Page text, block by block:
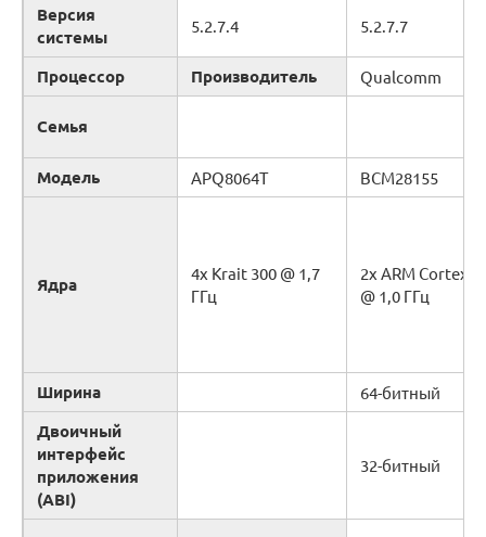
Версия
системы
5.2.7.4 5.2.7.7
Процессор Производитель Qualcomm
Семья
Модель APQ8064T BCM28155
Ядра
4x Krait 300 @ 1,7
ГГц
2x ARM Cortex-
@ 1,0 ГГц
Ширина 64-битный
Двоичный
интерфейс
приложения
(ABI)
32-битный